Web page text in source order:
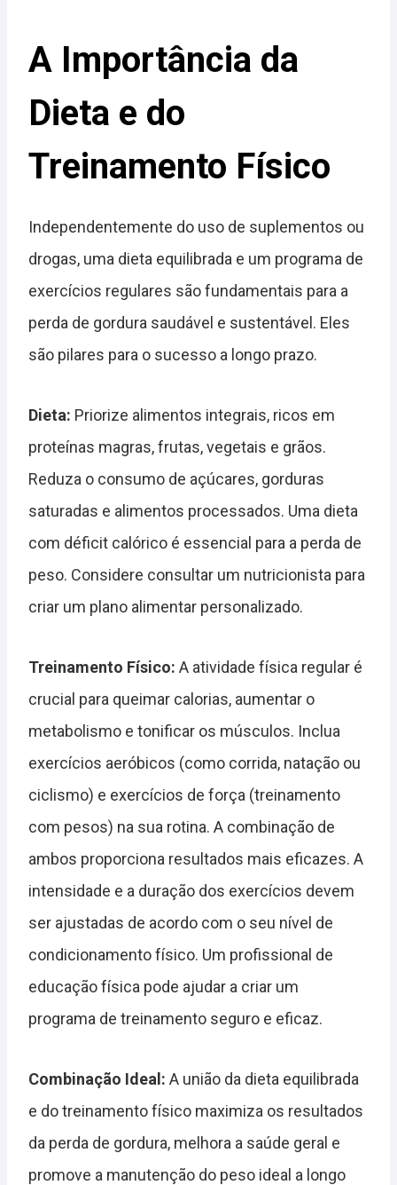
A Importância da
Dieta e do
Treinamento Físico
Independentemente do uso de suplementos ou
drogas, uma dieta equilibrada e um programa de
exercícios regulares são fundamentais para a
perda de gordura saudável e sustentável. Eles
são pilares para o sucesso a longo prazo.
Dieta: Priorize alimentos integrais, ricos em
proteínas magras, frutas, vegetais e grãos.
Reduza o consumo de açúcares, gorduras
saturadas e alimentos processados. Uma dieta
com déficit calórico é essencial para a perda de
peso. Considere consultar um nutricionista para
criar um plano alimentar personalizado.
Treinamento Físico: A atividade física regular é
crucial para queimar calorias, aumentar o
metabolismo e tonificar os músculos. Inclua
exercícios aeróbicos (como corrida, natação ou
ciclismo) e exercícios de força (treinamento
com pesos) na sua rotina. A combinação de
ambos proporciona resultados mais eficazes. A
intensidade e a duração dos exercícios devem
ser ajustadas de acordo com o seu nível de
condicionamento físico. Um profissional de
educação física pode ajudar a criar um
programa de treinamento seguro e eficaz.
Combinação Ideal: A união da dieta equilibrada
e do treinamento físico maximiza os resultados
da perda de gordura, melhora a saúde geral e
promove a manutenção do peso ideal a longo